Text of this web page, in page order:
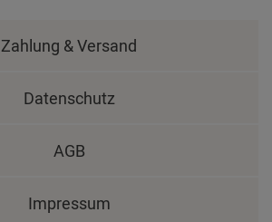
Zahlung & Versand
Datenschutz
AGB
Impressum